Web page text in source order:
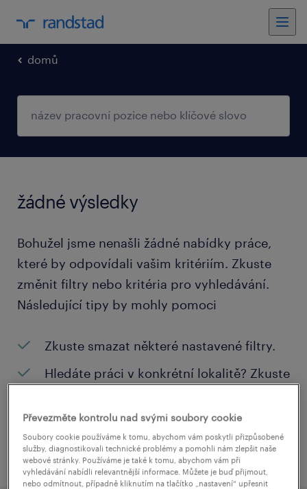
domů
žádné výsledky
Bohužel jsme nenašli žádné nabídky práce,
které by odpovídali vašim kritériím. Zkuste
změnit filtry nebo kritéria pro vyhledávání.
Následující tipy by mohly pomoci
Zkuste smazat některé nastavené filtry.
Hledáte práci v konkrétní lokalitě? Zkuste
Změňte název pozice nebo klíčová slova
a zkontrolujte, jestli neobsahují chyby.
Převezměte kontrolu nad svými soubory cookie
Soubory cookie používáme k tomu, abychom vám poskytli přizpůsobené
služby, diagnostikovali technické problémy a pomohli nám zlepšit naše
webové stránky. Používáme je také k tomu, abychom vám při
vyhledávání nabídli relevantnější informace. Můžete je buď přijmout,
nebo odmítnout, případně kliknutím na tlačítko „nastavení“ upřesnit